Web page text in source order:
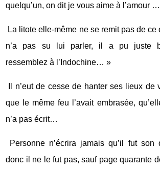
quelqu’un, on dit je vous aime à l’amour
La litote elle-même ne se remit pas de ce
n’a pas su lui parler, il a pu juste
ressemblez à l’Indochine… »
Il n’eut de cesse de hanter ses lieux de
que le même feu l’avait embrasée,
n’a pas écrit…
Personne n’écrira jamais qu’il fut son
donc il ne le fut pas, sauf page quarante